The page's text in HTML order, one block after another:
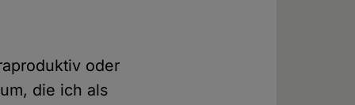
oder
die ich als